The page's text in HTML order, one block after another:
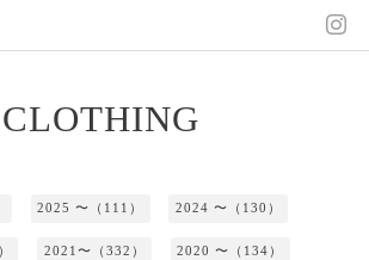
CLOTHING
2025 〜（111） 2024 〜（130）
2021〜（332） 2020 〜（134）